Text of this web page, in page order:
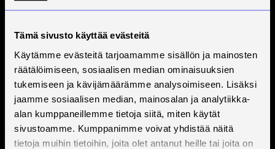
Tämä sivusto käyttää evästeitä
Käytämme evästeitä tarjoamamme sisällön ja mainosten
räätälöimiseen, sosiaalisen median ominaisuuksien
tukemiseen ja kävijämäärämme analysoimiseen. Lisäksi
jaamme sosiaalisen median, mainosalan ja analytiikka-
alan kumppaneillemme tietoja siitä, miten käytät
sivustoamme. Kumppanimme voivat yhdistää näitä
tietoja muihin tietoihin, joita olet antanut heille tai joita on